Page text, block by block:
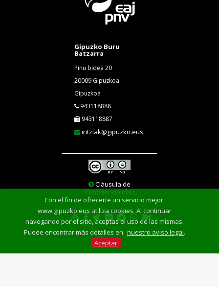
Con el fin de ofrecerte un servicio mejor,
www.gipuzko.eus utiliza cookies. Al continuar
navegando por el sitio, aceptas el uso de las mismas.
Puede encontrar más detalles en nuestro aviso legal.
Aceptar
Gipuzko Buru
Batzarra
Pinu bidea 20
20009 Gipuzkoa
Gipuzkoa
943118888
943118887
iritziak@gipuzko.eus
Cláusula de
Confidencialidad